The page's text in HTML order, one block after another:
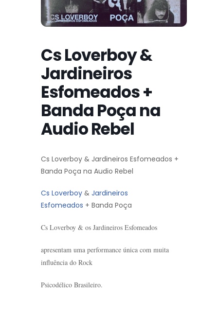
Cs Loverboy &
Jardineiros
Esfomeados +
Banda Poça na
Audio Rebel
Cs Loverboy & Jardineiros Esfomeados +
Banda Poça na Audio Rebel
Cs Loverboy & Jardineiros
Esfomeados + Banda Poça
Cs Loverboy & os Jardineiros Esfomeados
apresentam uma performance única com muita
influência do Rock
Psicodélico Brasileiro.